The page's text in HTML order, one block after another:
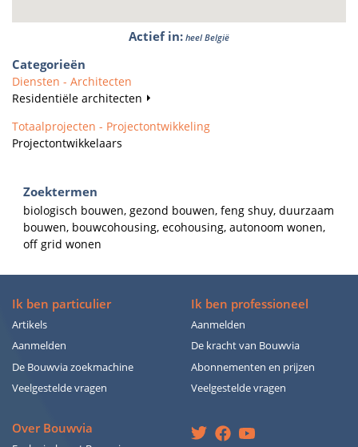
Actief in: heel België
Categorieën
Diensten - Architecten
Residentiële architecten
Totaalprojecten - Projectontwikkeling
Projectontwikkelaars
Zoektermen
biologisch bouwen, gezond bouwen, feng shuy, duurzaam
bouwen, bouwcohousing, ecohousing, autonoom wonen,
off grid wonen
Ik ben particulier
Artikels
Aanmelden
De Bouwvia zoekmachine
Veelgestelde vragen
Ik ben professioneel
Aanmelden
De kracht van Bouwvia
Abonnementen en prijzen
Veelgestelde vragen
Over Bouwvia